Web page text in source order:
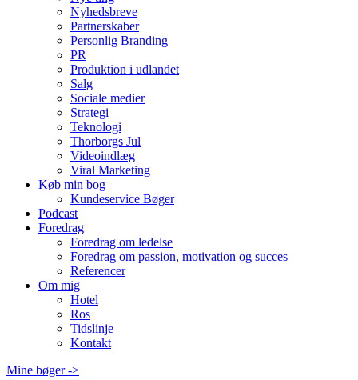
Nyhedsbreve
Partnerskaber
Personlig Branding
PR
Produktion i udlandet
Salg
Sociale medier
Strategi
Teknologi
Thorborgs Jul
Videoindlæg
Viral Marketing
Køb min bog
Kundeservice Bøger
Podcast
Foredrag
Foredrag om ledelse
Foredrag om passion, motivation og succes
Referencer
Om mig
Hotel
Ros
Tidslinje
Kontakt
Mine bøger ->